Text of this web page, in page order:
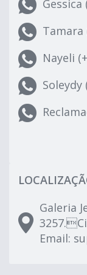
Gessica
Tamara
Nayeli
Soleydy
Galeria
Email: